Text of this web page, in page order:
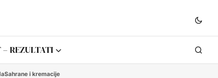
– REZULTATI
Sahrane i kremacije